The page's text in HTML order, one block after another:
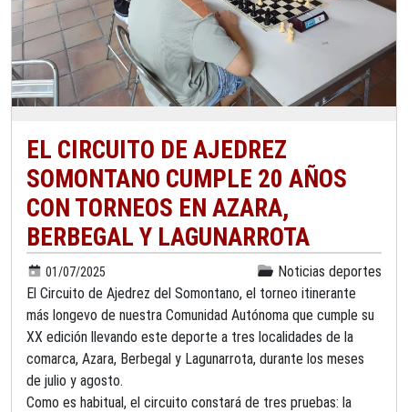
EL CIRCUITO DE AJEDREZ
SOMONTANO CUMPLE 20 AÑOS
CON TORNEOS EN AZARA,
BERBEGAL Y LAGUNARROTA
01/07/2025
Noticias deportes
El Circuito de Ajedrez del Somontano, el torneo itinerante
más longevo de nuestra Comunidad Autónoma que cumple su
XX edición llevando este deporte a tres localidades de la
comarca, Azara, Berbegal y Lagunarrota, durante los meses
de julio y agosto.
Como es habitual, el circuito constará de tres pruebas: la